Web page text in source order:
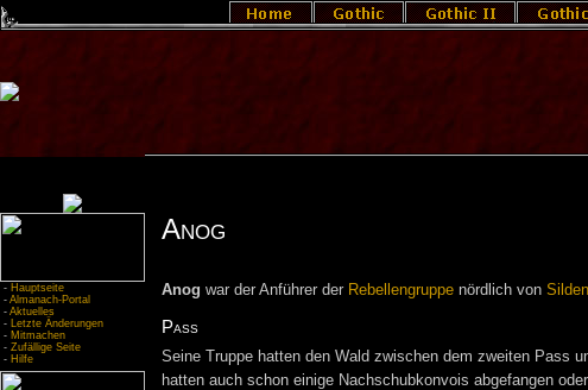
- Hauptseite
- Almanach-Portal
- Aktuelles
- Letzte Änderungen
- Mitmachen
- Zufällige Seite
- Hilfe
Anog
Anog war der Anführer der Rebellengruppenördlich von Silden
Pass
Seine Truppe hatten den Wald zwischen dem zweiten Pass
hatten auch schon einige Nachschubkonvois abgefangen